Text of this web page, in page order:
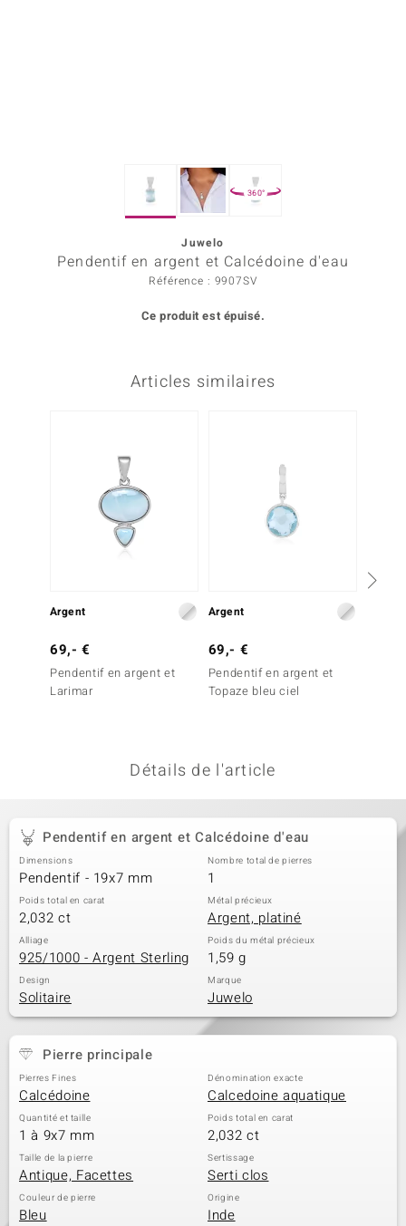
360°
Juwelo
Pendentif en argent et Calcédoine d'eau
Référence : 9907SV
Ce produit est épuisé.
Articles similaires
Argent
69,- €
Pendentif en argent et
Larimar
Argent
69,- €
Pendentif en argent et
Topaze bleu ciel
Détails de l'article
Pendentif en argent et Calcédoine d'eau
Dimensions
Pendentif - 19x7 mm
Nombre total de pierres
1
Poids total en carat
2,032 ct
Métal précieux
Argent, platiné
Alliage
925/1000 - Argent Sterling
Poids du métal précieux
1,59 g
Design
Solitaire
Marque
Juwelo
Pierre principale
Pierres Fines
Calcédoine
Dénomination exacte
Calcedoine aquatique
Quantité et taille
1 à 9x7 mm
Poids total en carat
2,032 ct
Taille de la pierre
Antique, Facettes
Sertissage
Serti clos
Couleur de pierre
Bleu
Origine
Inde